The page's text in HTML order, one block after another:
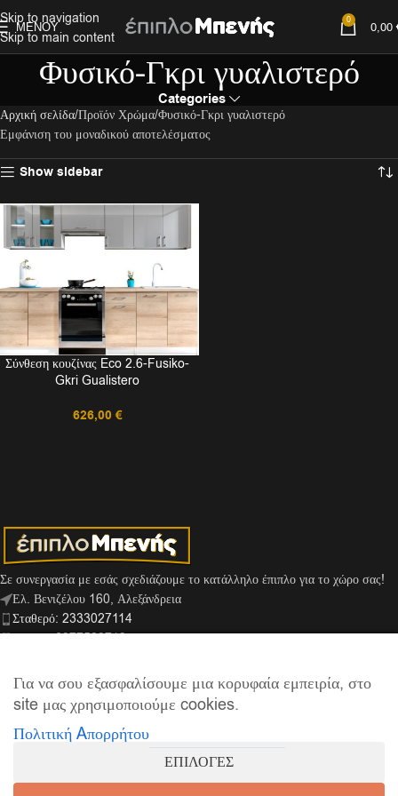
Skip to navigation
Skip to main content
ΜΕΝΟΎ 0 0,00
Φυσικό-Γκρι γυαλιστερό
Categories
Αρχική σελίδα Προϊόν Χρώμα Φυσικό-Γκρι γυαλιστερό
Εμφάνιση του μοναδικού αποτελέσματος
Show sidebar
Σύνθεση κουζίνας Eco 2.6-Fusiko-
Gkri Gualistero
626,00 €
Σε συνεργασία με εσάς σχεδιάζουμε το κατάλληλο έπιπλο για το χώρο σας!
Ελ. Βενιζέλου 160, Αλεξάνδρεια
Σταθερό: 2333027114
Κινητό: 6977529713
info@mpenis.gr
ΣΎΝΔΕΣΜΟΙ
ΠΛΗΡΟΦΟΡΊΕΣ
Για να σου εξασφαλίσουμε μια κορυφαία εμπειρία, στο
site μας χρησιμοποιούμε cookies.
Πολιτική Aπορρήτου
ΕΠΙΛΟΓΕΣ